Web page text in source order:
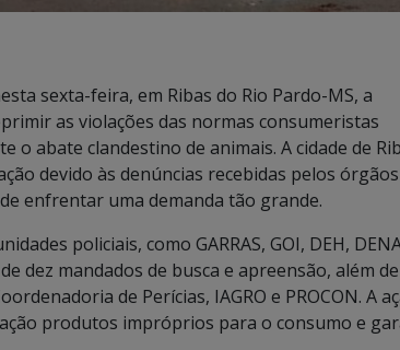
sexta-feira, em Ribas do Rio Pardo-MS, a
as violações das normas consumeristas
o abate clandestino de animais. A cidade de
devido às denúncias recebidas pelos
enfrentar uma demanda tão grande.
policiais, como GARRAS, GOI, DEH,
dez mandados de busca e apreensão, além de
de Perícias, IAGRO e PROCON. A
produtos impróprios para o consumo e